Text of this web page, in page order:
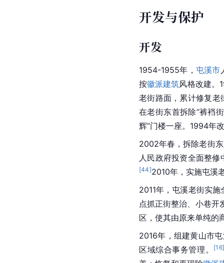
开发与保护
开发
1954-1955年， 屯溪市
按徽派建筑风格改建。
老街路面，累计修复
在老街东首拆除“裤裆
辉”门楼一座。1994年
2002年春，拆除老街
人民政府投资全面整修
[44]2010年，实施屯溪
2011年，屯溪老街实
点抓正街整治、小巷开
区，使其由原来单纯的
2016年，组建黄山市
区域综合事务管理。
[16]